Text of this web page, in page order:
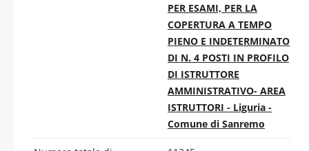
PER ESAMI, PER LA
COPERTURA A TEMPO
PIENO E INDETERMINATO
DI N. 4 POSTI IN PROFILO
DI ISTRUTTORE
AMMINISTRATIVO- AREA
ISTRUTTORI - Liguria -
Comune di Sanremo